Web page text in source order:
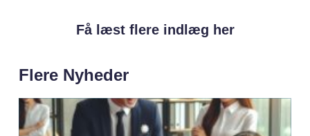
Få læst flere indlæg her
Flere Nyheder